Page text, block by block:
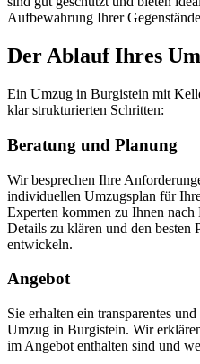
Aufbewahrung Ihrer
Der Ablauf Ihres
Ein Umzug in Burgistein mit
klar strukturierten Schritten:
Beratung und Planung
Wir besprechen Ihre
individuellen Umzugsplan für
Experten kommen zu Ihnen
Details zu klären und den besten
entwickeln.
Angebot
Sie erhalten ein transparentes
Umzug in Burgistein. Wir
im Angebot enthalten sind und